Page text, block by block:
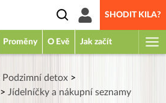
SHODIT KILA?
Proměny O Evě Jak začít
Podzimní detox >
> Jídelníčky a nákupní seznamy